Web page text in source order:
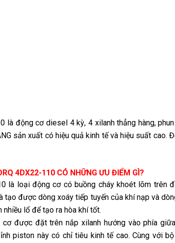
là động cơ diesel 4 kỳ, 4 xilanh thẳng hàng,
sản xuất có hiệu quả kinh tế và hiệu suất
4DX22-110 CÓ NHỮNG ƯU ĐIỂM GÌ?
là loại động cơ có buồng cháy khoét lõm trên
tạo được dòng xoáy tiếp tuyến của khí nạp và
nhiều lổ để tạo ra hòa khí tốt.
cơ được đặt trên nắp xilanh hướng vào phía
piston này có chỉ tiêu kinh tế cao. Cùng với